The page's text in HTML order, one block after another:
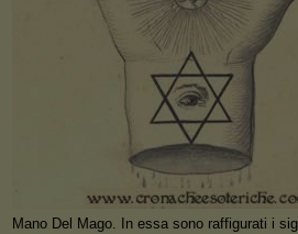
Mano Del Mago. In essa sono raffigurati i